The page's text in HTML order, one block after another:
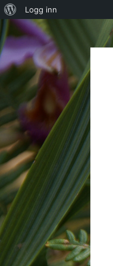
Om
WordPress
Logg inn